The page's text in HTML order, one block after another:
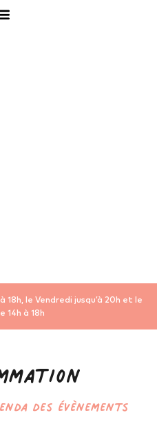
18h, le Vendredi jusqu’à 20h et le
14h à 18h
des évènements